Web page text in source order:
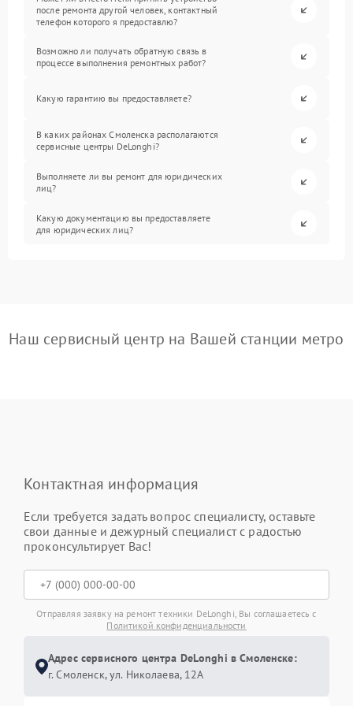
после ремонта другой человек, контактный
телефон которого я предоставлю?
Возможно ли получать обратную связь в
процессе выполнения ремонтных работ?
Какую гарантию вы предоставляете?
В каких районах Смоленска располагаются
сервисные центры DeLonghi?
Выполняете ли вы ремонт для юридических
лиц?
Какую документацию вы предоставляете
для юридических лиц?
Наш сервисный центр на Вашей станции метро
Контактная информация
Если требуется задать вопрос специалисту, оставьте
свои данные и дежурный специалист с радостью
проконсультирует Вас!
Отправляя заявку на ремонт техники DeLonghi, Вы соглашаетесь с
Политикой конфиденциальности
Адрес сервисного центра DeLonghi в Смоленске:
г. Смоленск, ул. Николаева, 12А